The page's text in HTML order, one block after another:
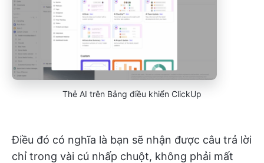
Thẻ AI trên Bảng điều khiển ClickUp
Điều đó có nghĩa là bạn sẽ nhận được câu trả lời
chỉ trong vài cú nhấp chuột, không phải mất